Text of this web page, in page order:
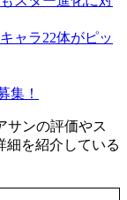
ャラ22体がピッ
集！
サンの評価やス
細を紹介している